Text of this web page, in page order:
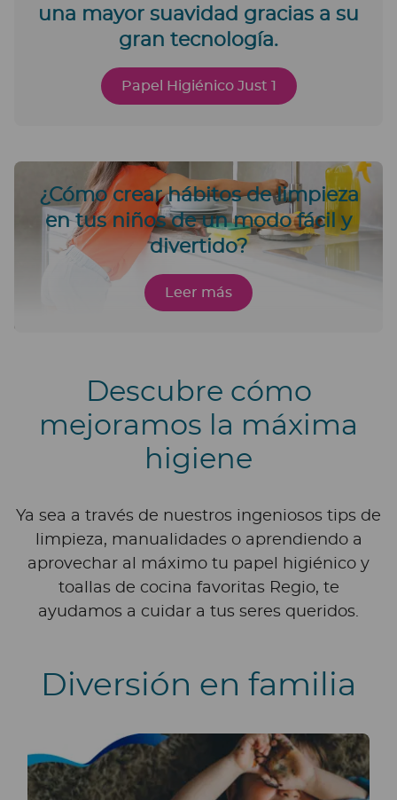
una mayor suavidad gracias a su
gran tecnología.
Papel Higiénico Just 1
¿Cómo crear hábitos de limpieza
en tus niños de un modo fácil y
divertido?
Leer más
Descubre cómo
mejoramos la máxima
higiene
Ya sea a través de nuestros ingeniosos tips de
limpieza, manualidades o aprendiendo a
aprovechar al máximo tu papel higiénico y
toallas de cocina favoritas Regio, te
ayudamos a cuidar a tus seres queridos.
Diversión en familia